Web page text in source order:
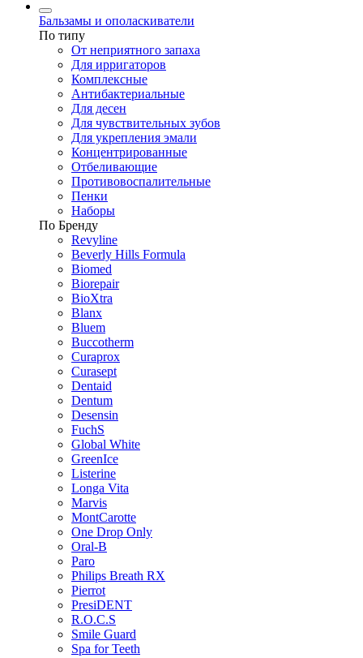
Бальзамы и ополаскиватели
По типу
От неприятного запаха
Для ирригаторов
Комплексные
Антибактериальные
Для десен
Для чувствительных зубов
Для укрепления эмали
Концентрированные
Отбеливающие
Противовоспалительные
Пенки
Наборы
По Бренду
Revyline
Beverly Hills Formula
Biomed
Biorepair
BioXtra
Blanx
Bluem
Buccotherm
Curaprox
Curasept
Dentaid
Dentum
Desensin
FuchS
Global White
GreenIce
Listerine
Longa Vita
Marvis
MontCarotte
One Drop Only
Oral-B
Paro
Philips Breath RX
Pierrot
PresiDENT
R.O.C.S
Smile Guard
Spa for Teeth